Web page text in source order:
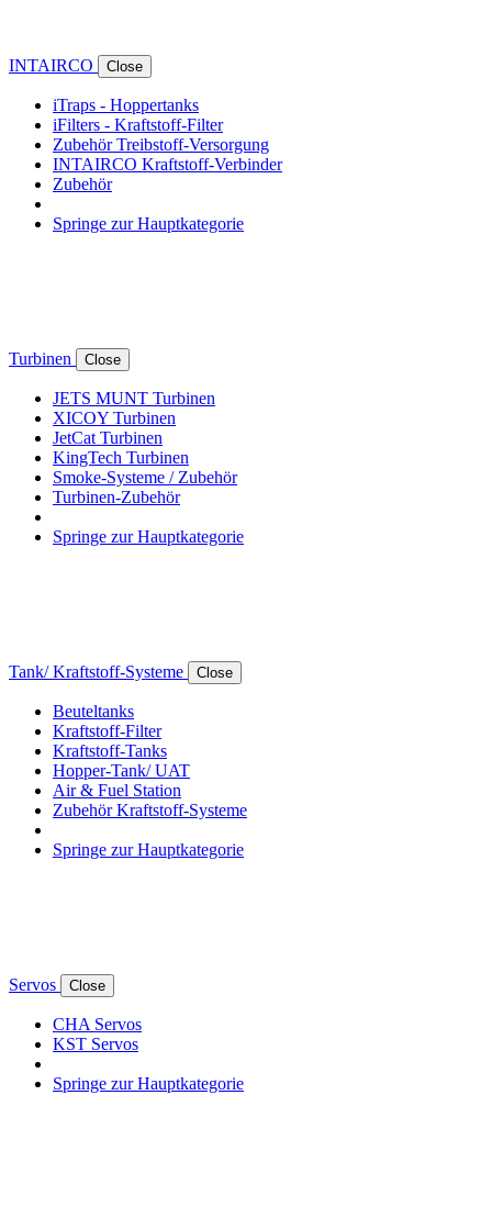
INTAIRCO Close
iTraps - Hoppertanks
iFilters - Kraftstoff-Filter
Zubehör Treibstoff-Versorgung
INTAIRCO Kraftstoff-Verbinder
Zubehör
Springe zur Hauptkategorie
Turbinen Close
JETS MUNT Turbinen
XICOY Turbinen
JetCat Turbinen
KingTech Turbinen
Smoke-Systeme / Zubehör
Turbinen-Zubehör
Springe zur Hauptkategorie
Tank/ Kraftstoff-Systeme Close
Beuteltanks
Kraftstoff-Filter
Kraftstoff-Tanks
Hopper-Tank/ UAT
Air & Fuel Station
Zubehör Kraftstoff-Systeme
Springe zur Hauptkategorie
Servos Close
CHA Servos
KST Servos
Springe zur Hauptkategorie